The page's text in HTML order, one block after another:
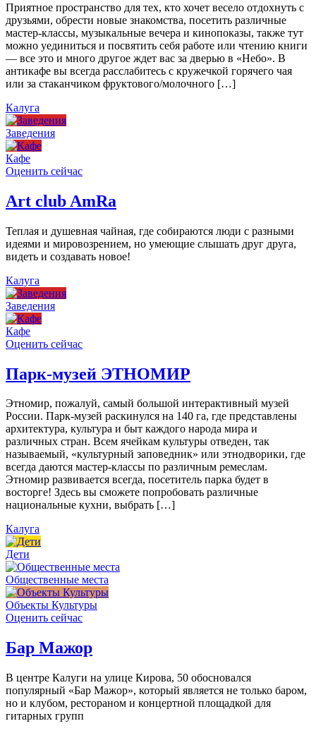
Приятное пространство для тех, кто хочет весело отдохнуть с
друзьями, обрести новые знакомства, посетить различные
мастер-классы, музыкальные вечера и кинопоказы, также тут
можно уединиться и посвятить себя работе или чтению книги
— все это и много другое ждет вас за дверью в «Небо». В
антикафе вы всегда расслабитесь с кружечкой горячего чая
или за стаканчиком фруктового/молочного […]
Калуга
Заведения
Кафе
Оценить сейчас
Art сlub AmRa
Теплая и душевная чайная, где собираются люди с разными
идеями и мировозрением, но умеющие слышать друг друга,
видеть и создавать новое!
Калуга
Заведения
Кафе
Оценить сейчас
Парк-музей ЭТНОМИР
Этномир, пожалуй, самый большой интерактивный музей
России. Парк-музей раскинулся на 140 га, где представлены
архитектура, культура и быт каждого народа мира и
различных стран. Всем ячейкам культуры отведен, так
называемый, «культурный заповедник» или этнодворики, где
всегда даются мастер-классы по различным ремеслам.
Этномир развивается всегда, посетитель парка будет в
восторге! Здесь вы сможете попробовать различные
национальные кухни, выбрать […]
Калуга
Дети
Общественные места
Объекты Культуры
Оценить сейчас
Бар Мажор
В центре Калуги на улице Кирова, 50 обосновался
популярный «Бар Мажор», который является не только баром,
но и клубом, рестораном и концертной площадкой для
гитарных групп